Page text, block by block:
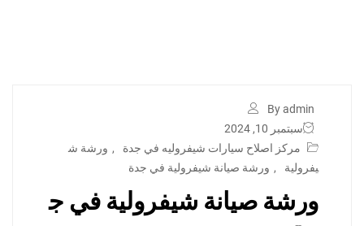
By admin
سبتمبر 10, 2024
مركز اصلاح سيارات شيفروليه في جدة
, ورشة ش
يفرولية
, ورشة صيانة شيفرولية في جدة
ورشة صيانة شيفرولية في ج